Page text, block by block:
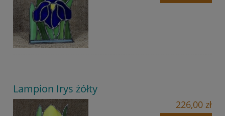
Lampion Irys żółty
226,00 zł